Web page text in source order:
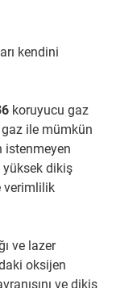
kendini
koruyucu gaz
gaz ile mümkün
istenmeyen
yüksek dikiş
verimlilik
ve lazer
oksijen
ve dikiş